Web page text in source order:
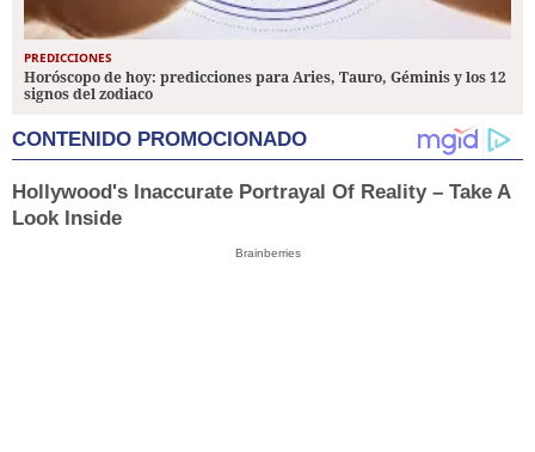
PREDICCIONES
Horóscopo de hoy: predicciones para Aries, Tauro, Géminis y los 12
signos del zodiaco
CONTENIDO PROMOCIONADO
Hollywood's Inaccurate Portrayal Of Reality – Take A
Look Inside
Brainberries